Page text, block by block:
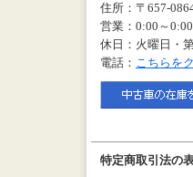
住所：〒657-
営業：0:00～
休日：火曜日・
電話： こちらを
特定商取引法の